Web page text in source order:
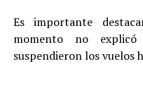
Es importante
momento no
suspendieron los vuelos